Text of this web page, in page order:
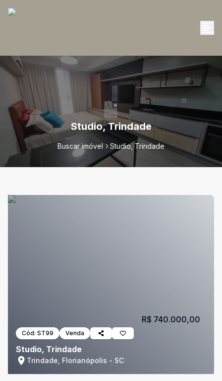
Studio, Trindade
Buscar imóvel Studio, Trindade
Cód: ST99 Venda
Studio, Trindade
Trindade, Florianópolis - SC
R$ 740.000,00